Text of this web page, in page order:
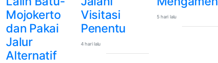
Mojokerto
dan Pakai
Jalur
Alternatif
Visitasi
Penentu
4 hari lalu
5 hari lalu